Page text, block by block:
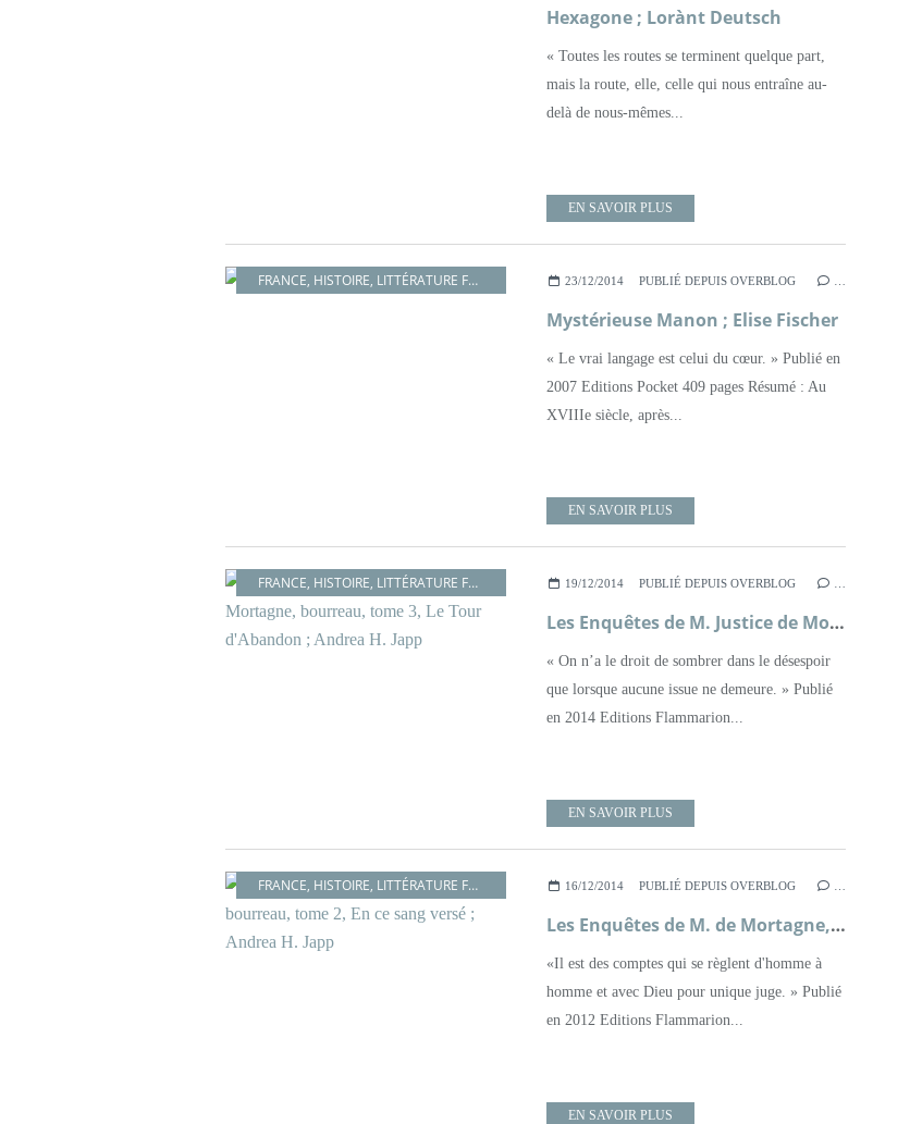
Hexagone ; Lorànt Deutsch
« Toutes les routes se terminent quelque part,
mais la route, elle, celle qui nous entraîne au-
delà de nous-mêmes...
EN SAVOIR PLUS
FRANCE, HISTOIRE, LITTÉRATURE FRANÇAISE ROMAN,XVIIIÈME SIÈCLE
23/12/2014 PUBLIÉ DEPUIS OVERBLOG
Mystérieuse Manon ; Elise Fischer
« Le vrai langage est celui du cœur. » Publié en
2007 Editions Pocket 409 pages Résumé : Au
XVIIIe siècle, après...
EN SAVOIR PLUS
FRANCE, HISTOIRE, LITTÉRATURE FRANÇAISE MOYEN ÂGE,POLICIER,ROMAN
19/12/2014 PUBLIÉ DEPUIS OVERBLOG
Les Enquêtes de M. Justice de Mortagne, bourreau, tome 3, Le Tour d'Abandon ; Andrea H. Japp
« On n’a le droit de sombrer dans le désespoir
que lorsque aucune issue ne demeure. » Publié
en 2014 Editions Flammarion...
EN SAVOIR PLUS
FRANCE, HISTOIRE, LITTÉRATURE FRANÇAISE MOYEN ÂGE,POLICIER,ROMAN
16/12/2014 PUBLIÉ DEPUIS OVERBLOG
Les Enquêtes de M. de Mortagne, bourreau, tome 2, En ce sang versé ; Andrea H. Japp
«Il est des comptes qui se règlent d'homme à
homme et avec Dieu pour unique juge. » Publié
en 2012 Editions Flammarion...
EN SAVOIR PLUS